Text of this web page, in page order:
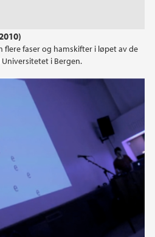
faser og hamskifter i løpet av de
i Bergen.